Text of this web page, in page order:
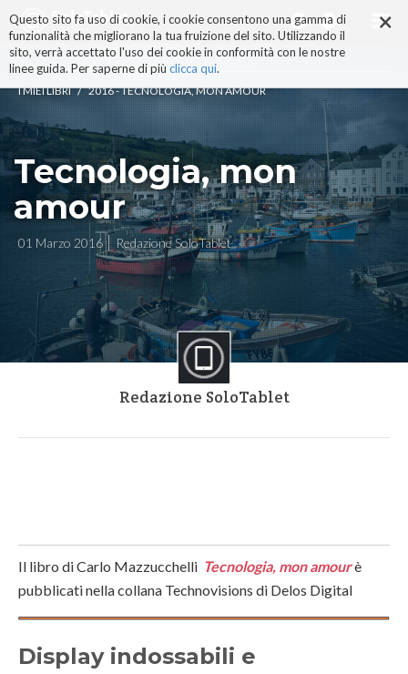
×
Questo sito fa uso di cookie, i cookie consentono una gamma di
funzionalità che migliorano la tua fruizione del sito. Utilizzando il
sito, verrà accettato l'uso dei cookie in conformità con le nostre
linee guida. Per saperne di più clicca qui.
ai
contenuti.
|
alla
navigazione
I MIEI LIBRI / 2016 - TECNOLOGIA, MON AMOUR
Tecnologia, mon
amour
01 Marzo 2016 Redazione SoloTablet
Redazione SoloTablet
Il libro di Carlo Mazzucchelli Tecnologia, mon amourè
pubblicati nella collana Technovisions di Delos Digital
Display indossabili e